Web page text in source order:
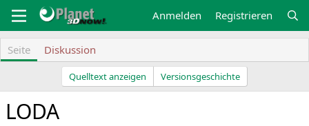
Zum
Inhalt
springen
Anmelden Registrieren
Seite Diskussion
Quelltext anzeigen Versionsgeschichte
LODA